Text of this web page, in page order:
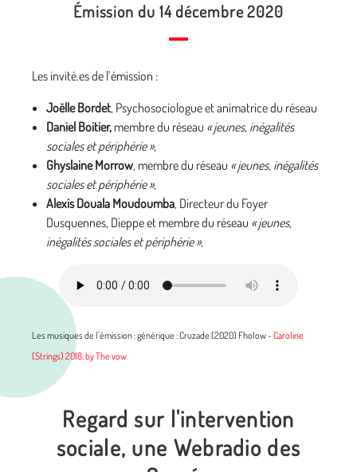
Émission du 14 décembre 2020
Les invité.es de l’émission :
Joëlle Bordet, Psychosociologue et animatrice du réseau
Daniel Boitier, membre du réseau « jeunes, inégalités
sociales et périphérie »,
Ghyslaine Morrow, membre du réseau « jeunes, inégalités
sociales et périphérie »,
Alexis Douala Moudoumba, Directeur du Foyer
Dusquennes, Dieppe et membre du réseau « jeunes,
inégalités sociales et périphérie »,
Les musiques de l’émission : générique : Cruzade (2020) Fholow - Caroline
(Strings) 2018, by The vow
Regard sur l'intervention
sociale, une Webradio des